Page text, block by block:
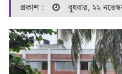
প্রকাশ : বুধবার, ২২